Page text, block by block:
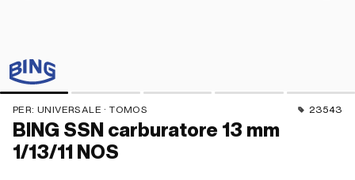
PER: UNIVERSALE · TOMOS 23543
BING SSN carburatore 13 mm
1/13/11 NOS